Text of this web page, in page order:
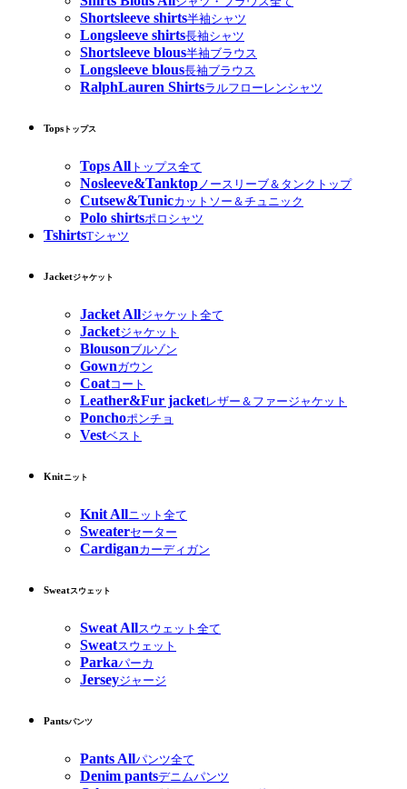
Shortsleeve shirts半袖シャツ
Longsleeve shirts長袖シャツ
Shortsleeve blous半袖ブラウス
Longsleeve blous長袖ブラウス
RalphLauren Shirtsラルフローレンシャツ
Tops トップス
Tops All トップス全て
Nosleeve&Tanktop ノースリーブ＆タンクトップ
Cutsew&Tunicカットソー＆チュニック
Polo shirtsポロシャツ
TshirtsTシャツ
Jacketジャケット
Jacket Allジャケット全て
Jacketジャケット
Blousonブルゾン
Gownガウン
Coatコート
Leather&Fur jacketレザー＆ファージャケット
Ponchoポンチョ
Vestベスト
Knitニット
Knit Allニット全て
Sweaterセーター
Cardiganカーディガン
Sweatスウェット
Sweat Allスウェット全て
Sweatスウェット
Parkaパーカ
Jerseyジャージ
Pantsパンツ
Pants Allパンツ全て
Denim pantsデニムパンツ